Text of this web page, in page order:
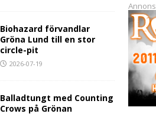
Biohazard förvandlar
Gröna Lund till en stor
circle-pit
2026-07-19
Balladtungt med Counting
Crows på Grönan
Annons